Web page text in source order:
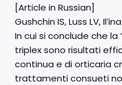
[Article in Russian]
Gushchin IS, Luss LV,
In cui si conclude che
triplex sono risultati
continua e di orticaria
trattamenti consueti